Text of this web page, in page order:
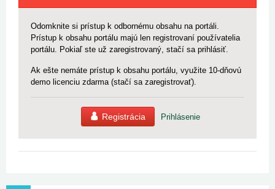
Odomknite si prístup k odbornému obsahu na portáli.
Prístup k obsahu portálu majú len registrovaní používatelia
portálu. Pokiaľ ste už zaregistrovaný, stačí sa prihlásiť.
Ak ešte nemáte prístup k obsahu portálu, využite 10-dňovú
demo licenciu zdarma (stačí sa zaregistrovať).
Registrácia Prihlásenie